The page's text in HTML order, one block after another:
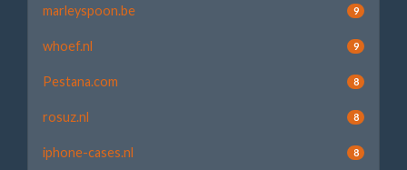
marleyspoon.be 9
whoef.nl 9
Pestana.com 8
rosuz.nl 8
iphone-cases.nl 8